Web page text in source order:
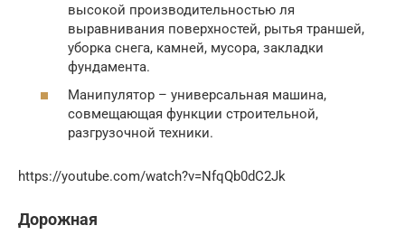
высокой производительностью ля
выравнивания поверхностей, рытья траншей,
уборка снега, камней, мусора, закладки
фундамента.
Манипулятор – универсальная машина,
совмещающая функции строительной,
разгрузочной техники.
https://youtube.com/watch?v=NfqQb0dC2Jk
Дорожная